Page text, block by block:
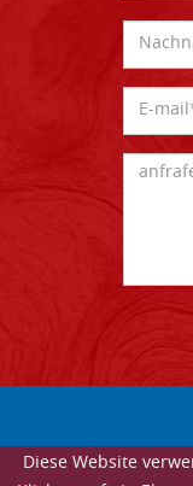
Diese Website